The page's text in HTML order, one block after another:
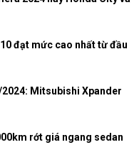
đạt mức cao nhất từ đầu
2024: Mitsubishi Xpander
rớt giá ngang sedan